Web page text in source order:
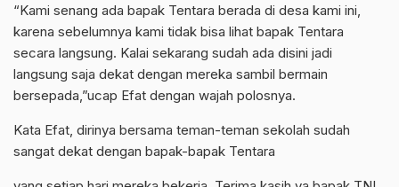
“Kami senang ada bapak Tentara berada di desa kami ini,
karena sebelumnya kami tidak bisa lihat bapak Tentara
secara langsung. Kalai sekarang sudah ada disini jadi
langsung saja dekat dengan mereka sambil bermain
bersepada,”ucap Efat dengan wajah polosnya.
Kata Efat, dirinya bersama teman-teman sekolah sudah
sangat dekat dengan bapak-bapak Tentara